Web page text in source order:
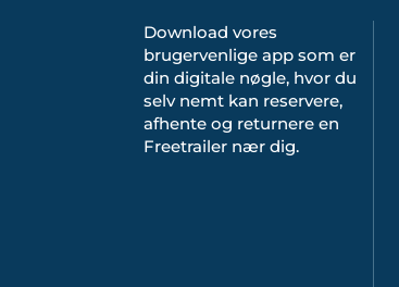
Download vores
brugervenlige app som er
din digitale nøgle, hvor du
selv nemt kan reservere,
afhente og returnere en
Freetrailer nær dig.